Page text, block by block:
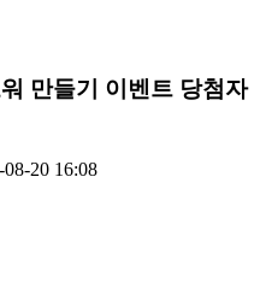
만들기 이벤트 당첨자
20 16:08